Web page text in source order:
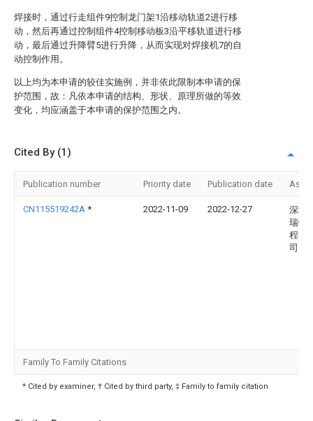
焊接时，通过行走组件9控制龙门架1沿移动轨道2进行移
动，然后再通过控制组件4控制移动板3沿平移轨道进行移
动，最后通过升降臂5进行升降，从而实现对焊接机7的自
动控制作用。
以上均为本申请的较佳实施例，并非依此限制本申请的保
护范围，故：凡依本申请的结构、形状、原理所做的等效
变化，均应涵盖于本申请的保护范围之内。
Cited By (1)
Publication number Priority date Publication date
CN115519242A * 2022-11-09 2022-12-27
深圳
瑞钢
程有
司
Family To Family Citations
* Cited by examiner, † Cited by third party, ‡ Family to family citation